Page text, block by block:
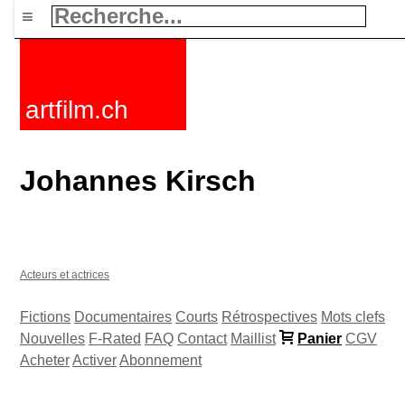
≡
artfilm.ch
Johannes Kirsch
Acteurs et actrices
Fictions Documentaires Courts Rétrospectives Mots clefs
Nouvelles F-Rated FAQ Contact Maillist Panier CGV
AcheterActiverAbonnement